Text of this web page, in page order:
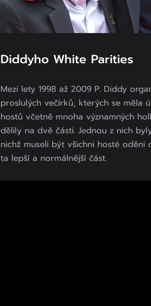
Diddyho White Parities
Mezi lety 1998 až 2009 P. Diddy
proslulých večírků, kterých se měla
hostů včetně mnoha významných
dělily na dvě části. Jednou z nich
nichž museli být všichni hosté
ta lepší a normálnější část.